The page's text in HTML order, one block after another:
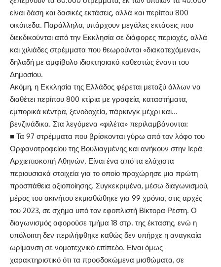
είναι δάση και δασικές εκτάσεις, αλλά και περίπου 800
οικόπεδα. Παράλληλα, υπάρχουν μεγάλες εκτάσεις που
διεκδικούνται από την Εκκλησία σε διάφορες περιοχές, αλλά
και χιλιάδες στρέμματα που θεωρούνται «διακατεχόμενα»,
δηλαδή με αμφίβολο ιδιοκτησιακό καθεστώς έναντι του
Δημοσίου.
Ακόμη, η Εκκλησία της Ελλάδος φέρεται μεταξύ άλλων να
διαθέτει περίπου 800 κτίρια με γραφεία, καταστήματα,
εμπορικά κέντρα, ξενοδοχεία, πάρκινγκ μέχρι και…
βενζινάδικα. Στα λεγόμενα «φιλέτα» περιλαμβάνονται:
■ Τα 97 στρέμματα που βρίσκονται γύρω από τον λόφο του
Ορφανοτροφείου της Βουλιαγμένης και ανήκουν στην Ιερά
Αρχιεπισκοπή Αθηνών. Είναι ένα από τα ελάχιστα
περιουσιακά στοιχεία για το οποίο προχώρησε μια πρώτη
προσπάθεια αξιοποίησης. Συγκεκριμένα, μέσω διαγωνισμού,
μέρος του ακινήτου εκμισθώθηκε για 99 χρόνια, στις αρχές
του 2023, σε σχήμα υπό τον εφοπλιστή Βίκτορα Ρέστη. Ο
διαγωνισμός αφορούσε τμήμα 18 στρ. της έκτασης, ενώ η
υπόλοιπη δεν περιλήφθηκε καθώς δεν υπήρχε η αναγκαία
ωρίμανση σε νομοτεχνικό επίπεδο. Είναι όμως
χαρακτηριστικό ότι τα προσδοκώμενα μισθώματα, σε